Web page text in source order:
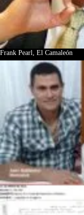
Frank Pearl, El Camaleón